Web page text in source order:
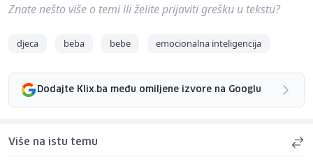
Znate nešto više o temi ili želite prijaviti grešku u tekstu?
djeca beba bebe emocionalna inteligencija
Dodajte Klix.ba među omiljene izvore na Googlu
Više na istu temu